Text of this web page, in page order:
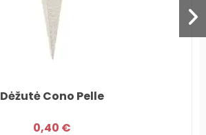
Dėžutė Cono Pelle
0,40 €